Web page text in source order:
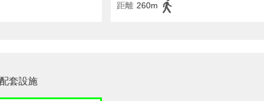
距離 260m
套設施